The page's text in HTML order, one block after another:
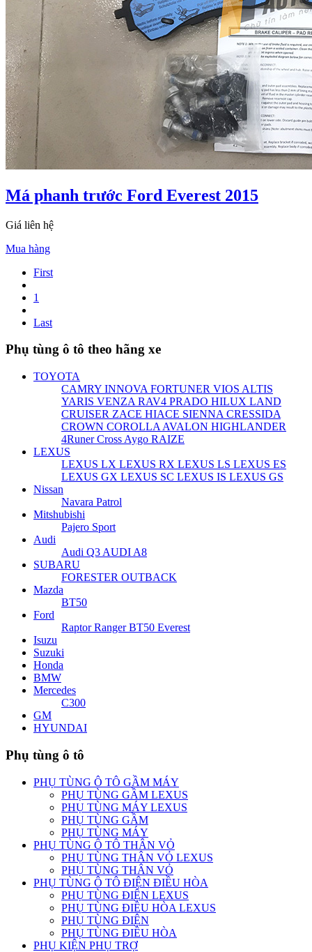
Má phanh trước Ford Everest 2015
Giá liên hệ
Mua hàng
First
1
Last
Phụ tùng ô tô theo hãng xe
TOYOTA
CAMRY INNOVA FORTUNER VIOS ALTIS
YARIS VENZA RAV4 PRADO HILUX LAND
CRUISER ZACE HIACE SIENNA CRESSIDA
CROWN COROLLA AVALON HIGHLANDER
4RunerCross Aygo RAIZE
LEXUS
LEXUS LX LEXUS RX LEXUS LS LEXUS ES
LEXUS GX LEXUS SC LEXUS IS LEXUS GS
Nissan
Navara Patrol
Mitshubishi
Pajero Sport
Audi
Audi Q3 AUDI A8
SUBARU
FORESTER OUTBACK
Mazda
BT50
Ford
RaptorRangerBT50 Everest
Isuzu
Suzuki
Honda
BMW
Mercedes
C300
GM
HYUNDAI
Phụ tùng ô tô
PHỤ TÙNG Ô TÔ GẦM MÁY
PHỤ TÙNG GẦM LEXUS
PHỤ TÙNG MÁY LEXUS
PHỤ TÙNG GẦM
PHỤ TÙNG MÁY
PHỤ TÙNG Ô TÔ THÂN VỎ
PHỤ TÙNG THÂN VỎ LEXUS
PHỤ TÙNG THÂN VỎ
PHỤ TÙNG Ô TÔ ĐIỆN ĐIỀU HÒA
PHỤ TÙNG ĐIỆN LEXUS
PHỤ TÙNG ĐIỀU HÒA LEXUS
PHỤ TÙNG ĐIỆN
PHỤ TÙNG ĐIỀU HÒA
PHỤ KIỆN PHỤ TRỢ